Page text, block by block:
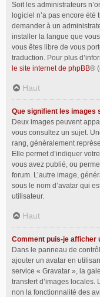
Soit les administrateurs
logiciel n’a pas encore
demander à un
installer la langue que
vous êtes libre de vous
traduction. Pour plus
le site internet de phpBB®
Haut
Que signifient les images
Deux images peuvent
vous consultez un sujet.
rang, généralement
Elle permet d’indiquer
vous avez publié, ou
forum. L’autre image,
sous le nom d’avatar qui
utilisateur.
Haut
Comment puis-je afficher
Dans le panneau de
ajouter un avatar en
service « Gravatar », la
transfert d’images locales.
non la fonctionnalité des